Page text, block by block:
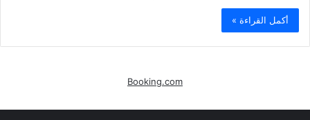
أكمل القراءة »
Booking.com